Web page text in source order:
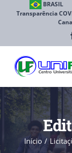
BRASIL
Transparência
Início